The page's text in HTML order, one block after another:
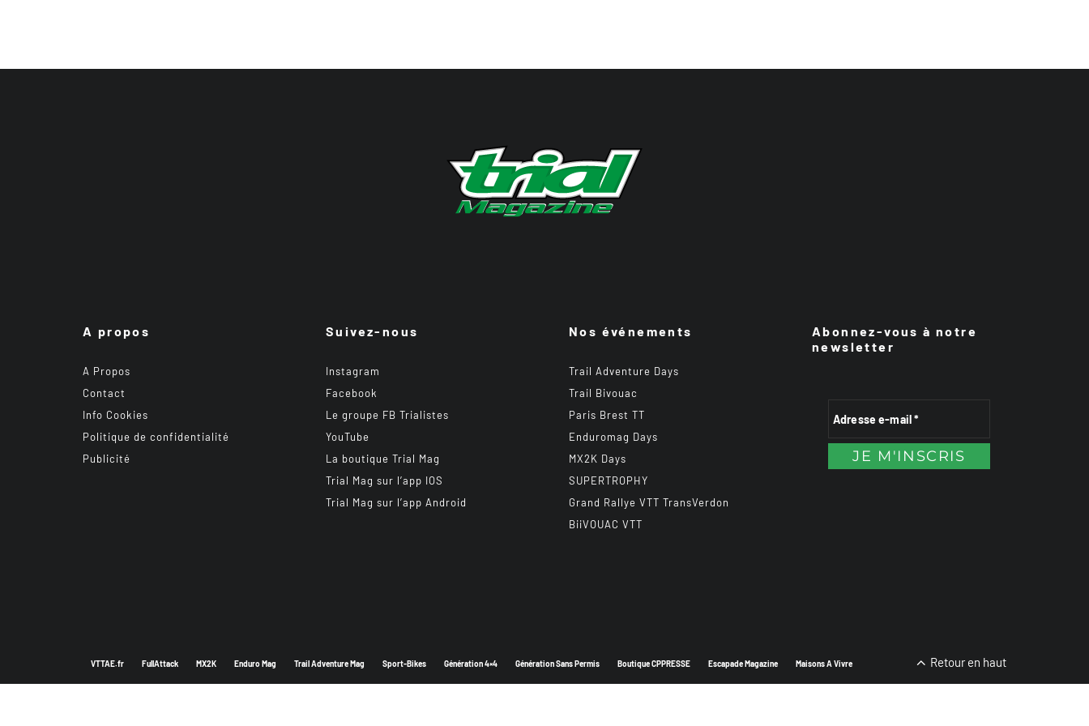
A propos
A Propos
Contact
Info Cookies
Politique de confidentialité
Publicité
Suivez-nous
Instagram
Facebook
Le groupe FB Trialistes
YouTube
La boutique Trial Mag
Trial Mag sur l’app IOS
Trial Mag sur l’app Android
Nos événements
Trail Adventure Days
Trail Bivouac
Paris Brest TT
Enduromag Days
MX2K Days
SUPERTROPHY
Grand Rallye VTT TransVerdon
BiiVOUAC VTT
Abonnez-vous à notre
newsletter
VTTAE.fr FullAttack MX2K Enduro Mag Trail Adventure Mag Sport-Bikes Génération 4×4 Génération Sans Permis Boutique CPPRESSE Escapade Magazine Maisons A Vivre Retour en haut